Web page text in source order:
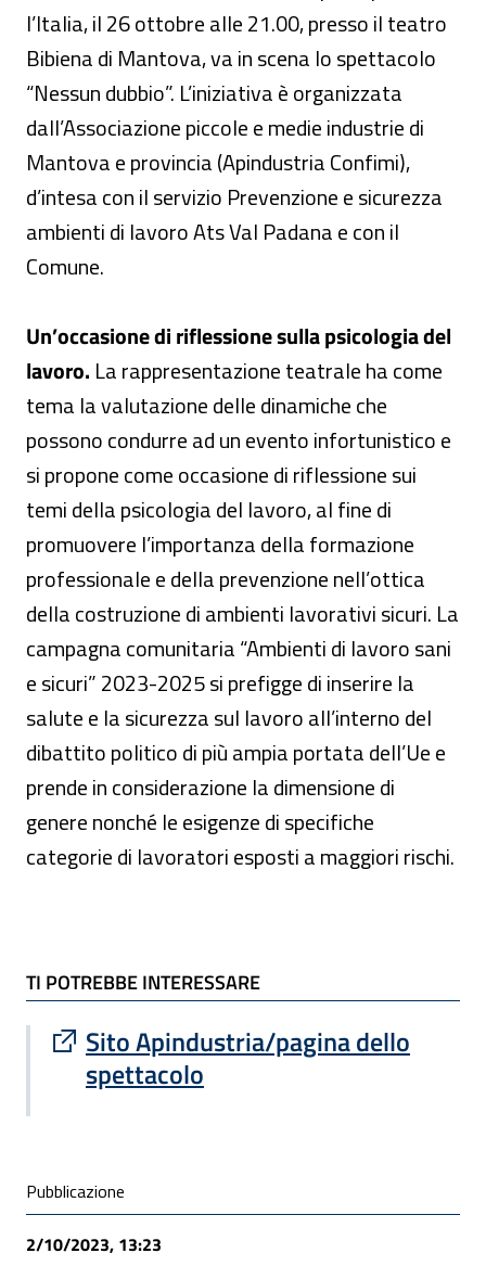
l’Italia, il 26 ottobre alle 21.00, presso il teatro
Bibiena di Mantova, va in scena lo spettacolo
“Nessun dubbio”. L’iniziativa è organizzata
dall’Associazione piccole e medie industrie di
Mantova e provincia (Apindustria Confimi),
d’intesa con il servizio Prevenzione e sicurezza
ambienti di lavoro Ats Val Padana e con il
Comune.
Un’occasione di riflessione sulla psicologia del
lavoro. La rappresentazione teatrale ha come
tema la valutazione delle dinamiche che
possono condurre ad un evento infortunistico e
si propone come occasione di riflessione sui
temi della psicologia del lavoro, al fine di
promuovere l’importanza della formazione
professionale e della prevenzione nell’ottica
della costruzione di ambienti lavorativi sicuri. La
campagna comunitaria “Ambienti di lavoro sani
e sicuri” 2023-2025 si prefigge di inserire la
salute e la sicurezza sul lavoro all’interno del
dibattito politico di più ampia portata dell’Ue e
prende in considerazione la dimensione di
genere nonché le esigenze di specifiche
categorie di lavoratori esposti a maggiori rischi.
TI POTREBBE INTERESSARE
TI POTREBBE INTERESSARE
Sito Apindustria/pagina dello
spettacolo
Sito esterno : apre una nuova finestra
Condivisione social
Pubblicazione
2/10/2023, 13:23